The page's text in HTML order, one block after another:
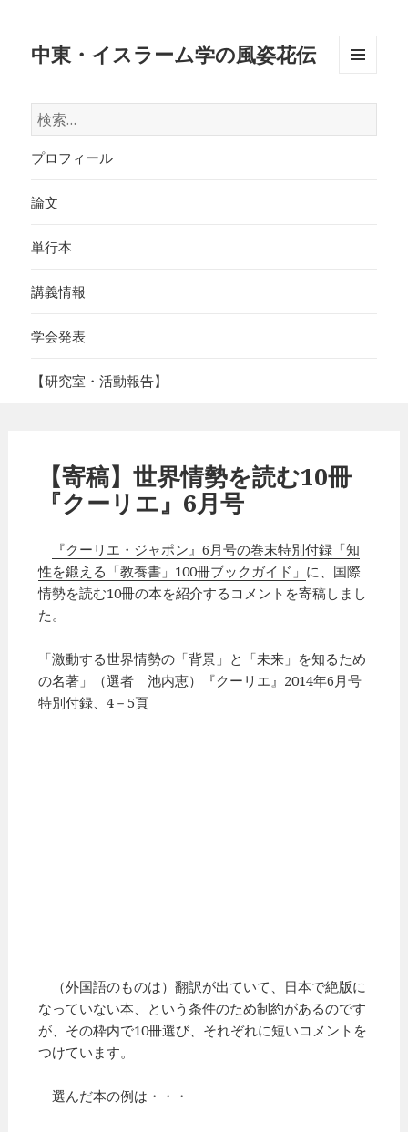
中東・イスラーム学の風姿花伝
検
索:
プロフィール
論文
単行本
講義情報
学会発表
【研究室・活動報告】
【寄稿】世界情勢を読む10冊
『クーリエ』6月号
『クーリエ・ジャポン』6月号の巻末特別付録「知
性を鍛える「教養書」100冊ブックガイド」 に、国際
情勢を読む10冊の本を紹介するコメントを寄稿しまし
た。
「激動する世界情勢の「背景」と「未来」を知るため
の名著」（選者 池内恵）『クーリエ』2014年6月号
特別付録、4－5頁
（外国語のものは）翻訳が出ていて、日本で絶版に
なっていない本、という条件のため制約があるのです
が、その枠内で10冊選び、それぞれに短いコメントを
つけています。
選んだ本の例は・・・